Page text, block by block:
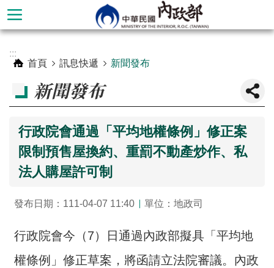
跳到主要內容區塊
階
本
部
:::
首頁
訊息快遞 新聞發布
新聞發布
行政院會通過「平均地權條例」修正案
限制預售屋換約、重罰不動產炒作、私
法人購屋許可制
發布日期：111-04-07 11:40 單位：地政司
行政院會今（7）日通過內政部擬具「平均地
權條例」修正草案，將函請立法院審議。內政